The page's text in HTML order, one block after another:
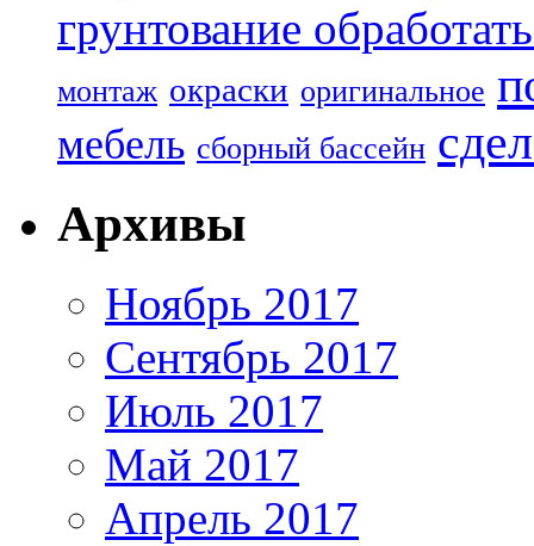
грунтование
монтаж окраски оригинальное
мебель сборный бассейн
Архивы
Ноябрь 2017
Сентябрь 2017
Июль 2017
Май 2017
Апрель 2017